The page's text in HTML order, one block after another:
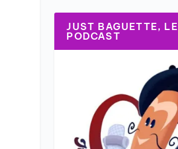
JUST BAGUETTE, LE
PODCAST